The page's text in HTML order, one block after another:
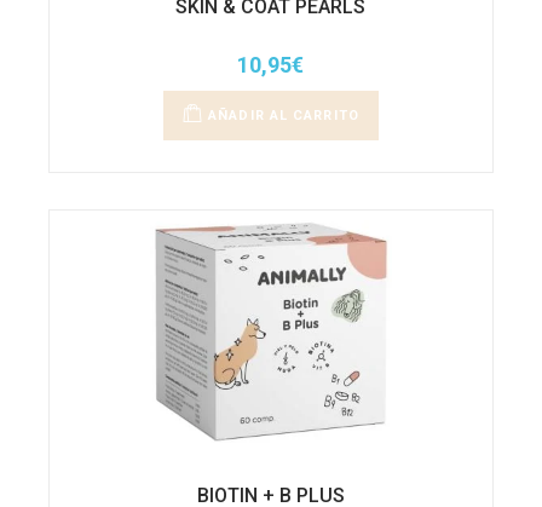
SKIN & COAT PEARLS
10,95€
AÑADIR AL CARRITO
BIOTIN + B PLUS